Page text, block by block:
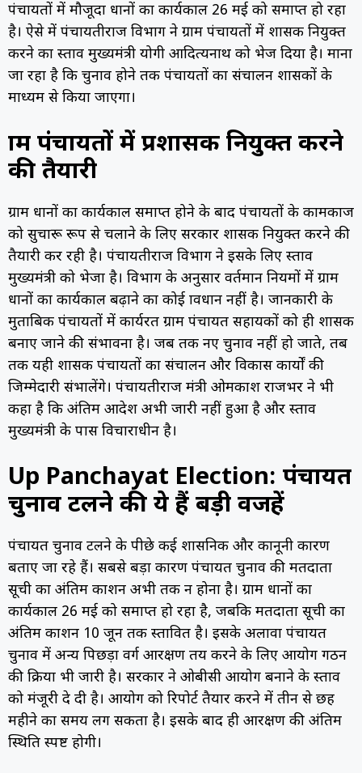
पंचायतों में मौजूदा प्रधानों का कार्यकाल 26 मई को समाप्त हो रहा
है। ऐसे में पंचायतीराज विभाग ने ग्राम पंचायतों में प्रशासक नियुक्त
करने का प्रस्ताव मुख्यमंत्री योगी आदित्यनाथ को भेज दिया है। माना
जा रहा है कि चुनाव होने तक पंचायतों का संचालन प्रशासकों के
माध्यम से किया जाएगा।
ग्राम पंचायतों में प्रशासक नियुक्त करने
की तैयारी
ग्राम प्रधानों का कार्यकाल समाप्त होने के बाद पंचायतों के कामकाज
को सुचारू रूप से चलाने के लिए सरकार प्रशासक नियुक्त करने की
तैयारी कर रही है। पंचायतीराज विभाग ने इसके लिए प्रस्ताव
मुख्यमंत्री को भेजा है। विभाग के अनुसार वर्तमान नियमों में ग्राम
प्रधानों का कार्यकाल बढ़ाने का कोई प्रावधान नहीं है। जानकारी के
मुताबिक पंचायतों में कार्यरत ग्राम पंचायत सहायकों को ही प्रशासक
बनाए जाने की संभावना है। जब तक नए चुनाव नहीं हो जाते, तब
तक यही प्रशासक पंचायतों का संचालन और विकास कार्यों की
जिम्मेदारी संभालेंगे। पंचायतीराज मंत्री ओमप्रकाश राजभर ने भी
कहा है कि अंतिम आदेश अभी जारी नहीं हुआ है और प्रस्ताव
मुख्यमंत्री के पास विचाराधीन है।
Up Panchayat Election: पंचायत
चुनाव टलने की ये हैं बड़ी वजहें
पंचायत चुनाव टलने के पीछे कई प्रशासनिक और कानूनी कारण
बताए जा रहे हैं। सबसे बड़ा कारण पंचायत चुनाव की मतदाता
सूची का अंतिम प्रकाशन अभी तक न होना है। ग्राम प्रधानों का
कार्यकाल 26 मई को समाप्त हो रहा है, जबकि मतदाता सूची का
अंतिम प्रकाशन 10 जून तक प्रस्तावित है। इसके अलावा पंचायत
चुनाव में अन्य पिछड़ा वर्ग आरक्षण तय करने के लिए आयोग गठन
की प्रक्रिया भी जारी है। सरकार ने ओबीसी आयोग बनाने के प्रस्ताव
को मंजूरी दे दी है। आयोग को रिपोर्ट तैयार करने में तीन से छह
महीने का समय लग सकता है। इसके बाद ही आरक्षण की अंतिम
स्थिति स्पष्ट होगी।